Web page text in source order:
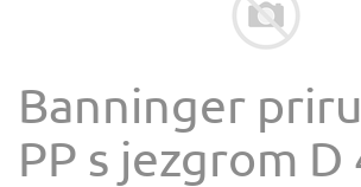
Banninger
PP s jezgrom D